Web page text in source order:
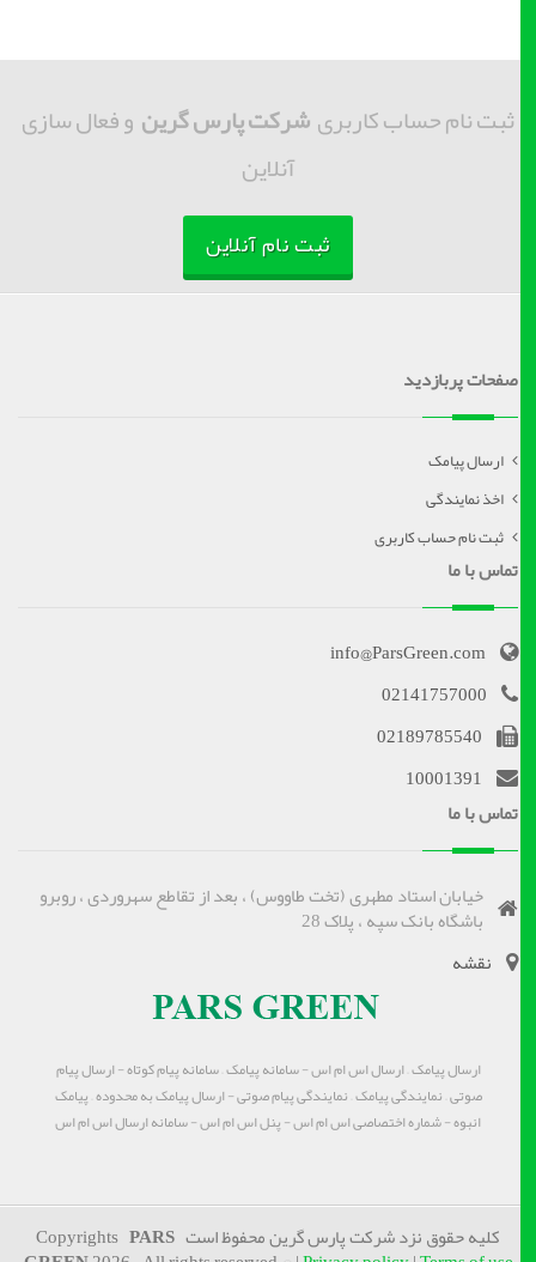
ثبت نام حساب کاربریشرکت پارس گرینو فعال سازی
آنلاین
ثبت نام آنلاین
صفحات پربازدید
ارسال پیامک
اخذ نمایندگی
ثبت نام حساب کاربری
تماس با ما
info@ParsGreen.com
02141757000
02189785540
10001391
تماس با ما
خیابان استاد مطهری (تخت طاووس) ، بعد از تقاطع سهروردی ، روبرو
باشگاه بانک سپه ، پلاک 28
نقشه
ارسال پیامک – ارسال اس ام اس - سامانه پیامک – سامانه پیام کوتاه - ارسال پیام
صوتی – نمایندگی پیامک – نمایندگی پیام صوتی - ارسال پیامک به محدوده – پیامک
انبوه - شماره اختصاصی اس ام اس - پنل اس ام اس - سامانه ارسال اس ام اس
کلیه حقوق نزد شرکت پارس گرین محفوظ است CopyrightsPARS